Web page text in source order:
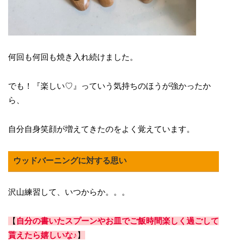
何回も何回も焼き入れ続けました。
でも！『楽しい♡』っていう気持ちのほうが強かったか
ら、
自分自身笑顔が増えてきたのをよく覚えています。
ウッドバーニングに対する思い
沢山練習して、いつからか。。。
【 自分の書いたスプーンやお皿でご飯時間楽しく過ごして
貰えたら嬉しいな♪ 】